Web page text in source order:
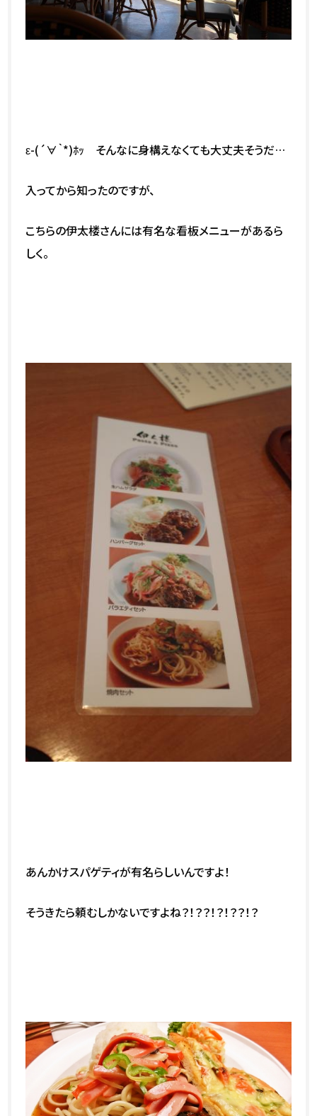
ε-(´∀｀*)ﾎｯ そんなに身構えなくても大丈夫そうだ…
入ってから知ったのですが、
こちらの伊太楼さんには有名な看板メニューがあるら
しく。
あんかけスパゲティが有名らしいんですよ！
そうきたら頼むしかないですよね？！？？！？！？？！？